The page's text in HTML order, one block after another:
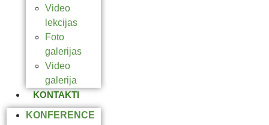
Video
lekcijas
Foto
galerijas
Video
galerija
KONTAKTI
KONFERENCE